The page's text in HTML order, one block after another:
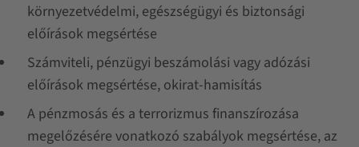
környezetvédelmi, egészségügyi és biztonsági
előírások megsértése
Számviteli, pénzügyi beszámolási vagy adózási
előírások megsértése, okirat-hamisítás
A pénzmosás és a terrorizmus finanszírozása
megelőzésére vonatkozó szabályok megsértése, az